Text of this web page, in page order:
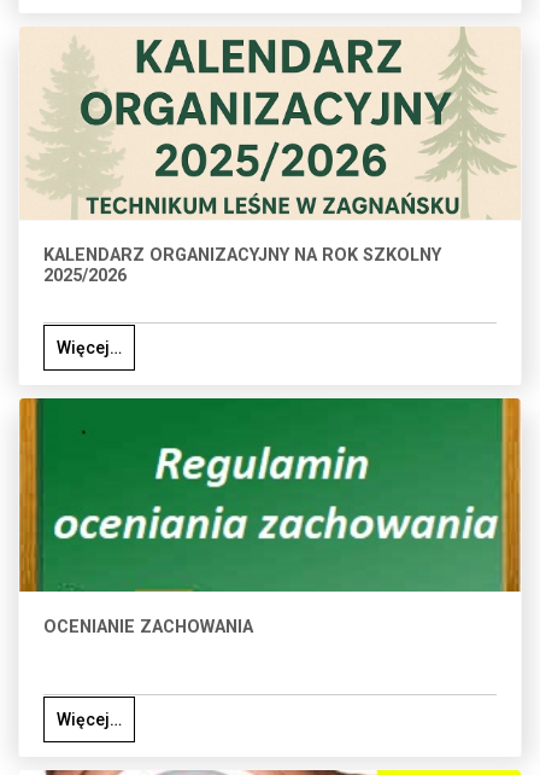
KALENDARZ ORGANIZACYJNY NA ROK SZKOLNY
2025/2026
Więcej…
OCENIANIE ZACHOWANIA
Więcej…